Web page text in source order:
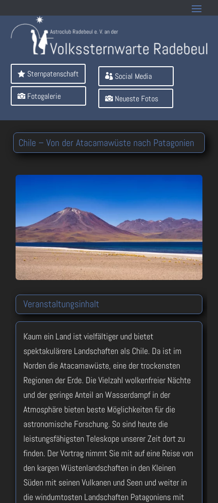
Sternpatenschaft
Fotogalerie
Social Media
Neueste Fotos
Chile – Von der Atacamawüste nach Patagonien
Veranstaltungsinhalt
Kaum ein Land ist vielfältiger und bietet
spektakulärere Landschaften als Chile. Da ist im
Norden die Atacamawüste, eine der trockensten
Regionen der Erde. Die Vielzahl wolkenfreier Nächte
und der geringe Anteil an Wasserdampf in der
Atmosphäre bieten beste Möglichkeiten für die
astronomische Forschung. So sind heute die
leistungsfähigsten Teleskope unserer Zeit dort zu
finden. Der Vortrag nimmt Sie mit auf eine Reise von
den kargen Wüstenlandschaften in den Kleinen
Süden mit seinen Vulkanen und Seen und weiter in
die windumtosten Landschaften Patagoniens mit